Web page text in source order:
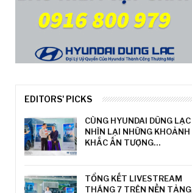
EDITORS' PICKS
CÙNG HYUNDAI DŨNG LẠC
NHÌN LẠI NHỮNG KHOẢNH
KHẮC ẤN TƯỢNG…
TỔNG KẾT LIVESTREAM
THÁNG 7 TRÊN NỀN TẢNG